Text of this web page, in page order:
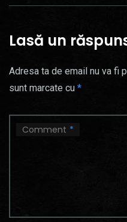
Lasă un
Adresa ta de email nu va fi
sunt marcate cu *
Comment *